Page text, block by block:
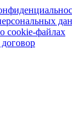
cookie-файлах